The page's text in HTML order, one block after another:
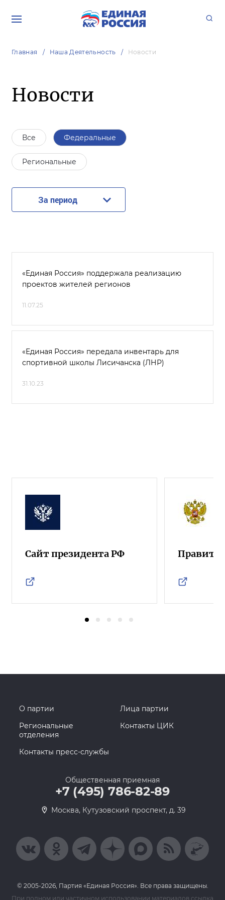
Главная Наша Деятельность Новости
Новости
Все Федеральные
Региональные
За период
«Единая Россия» поддержала реализацию
проектов жителей регионов
11.07.25
«Единая Россия» передала инвентарь для
спортивной школы Лисичанска (ЛНР)
31.10.23
Сайт президента РФ
О партии
Лица партии
Региональные
отделения
Контакты ЦИК
Контакты пресс-службы
Общественная приемная
+7 (495) 786-82-89
Москва, Кутузовский проспект, д. 39
© 2005-2026, Партия «Единая Россия». Все права защищены.
При полном или частичном использовании материалов ссылка